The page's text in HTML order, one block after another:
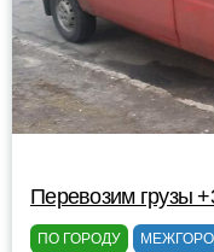
Перевозим грузы
ПО ГОРОДУ